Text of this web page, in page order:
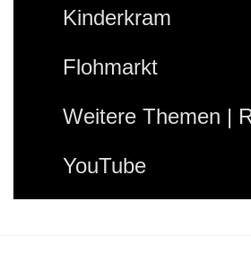
Kinderkram
Flohmarkt
Weitere Themen |
YouTube